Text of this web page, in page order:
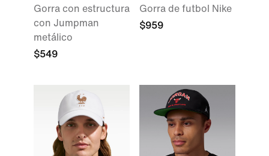
Gorra con estructura
con Jumpman
metálico
$549
Gorra de futbol Nike
$959